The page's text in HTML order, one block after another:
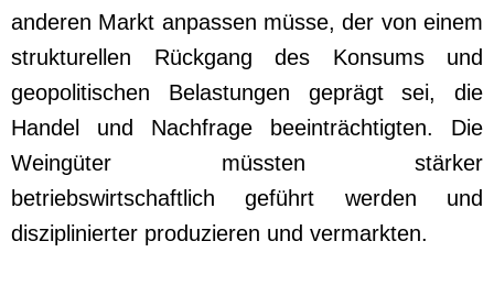
anderen Markt anpassen müsse, der von einem
strukturellen Rückgang des Konsums und
geopolitischen Belastungen geprägt sei, die
Handel und Nachfrage beeinträchtigten. Die
Weingüter müssten stärker
betriebswirtschaftlich geführt werden und
disziplinierter produzieren und vermarkten.